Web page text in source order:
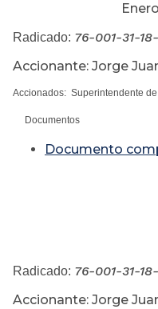
Enero 23
Radicado: 76-001-31-
Accionante: Jorge
Accionados: Superintendente
Documentos
Documento
Enero
Radicado: 76-001-31-
Accionante: Jorge